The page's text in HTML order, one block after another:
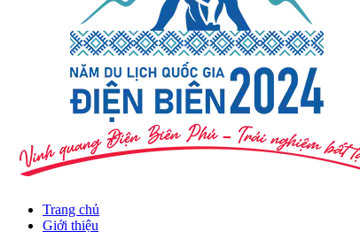
Trang chủ
Giới thiệu